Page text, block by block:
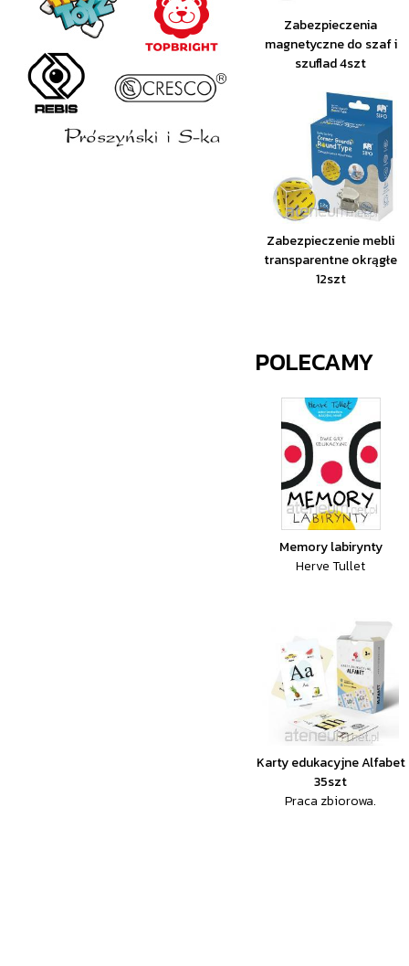
Zabezpieczenia
magnetyczne do szaf i
szuflad 4szt
Zabezpieczenie mebli
transparentne okrągłe
12szt
POLECAMY
Memory labirynty
Herve Tullet
Karty edukacyjne Alfabet
35szt
Praca zbiorowa.